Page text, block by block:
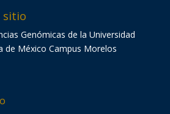
sitio
Genómicas de la Universidad
de México Campus Morelos